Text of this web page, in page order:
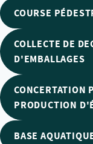
COURSE
COLLECTE DE
D'EMBALLAGES
CONCERTATION
PRODUCTION
BASE